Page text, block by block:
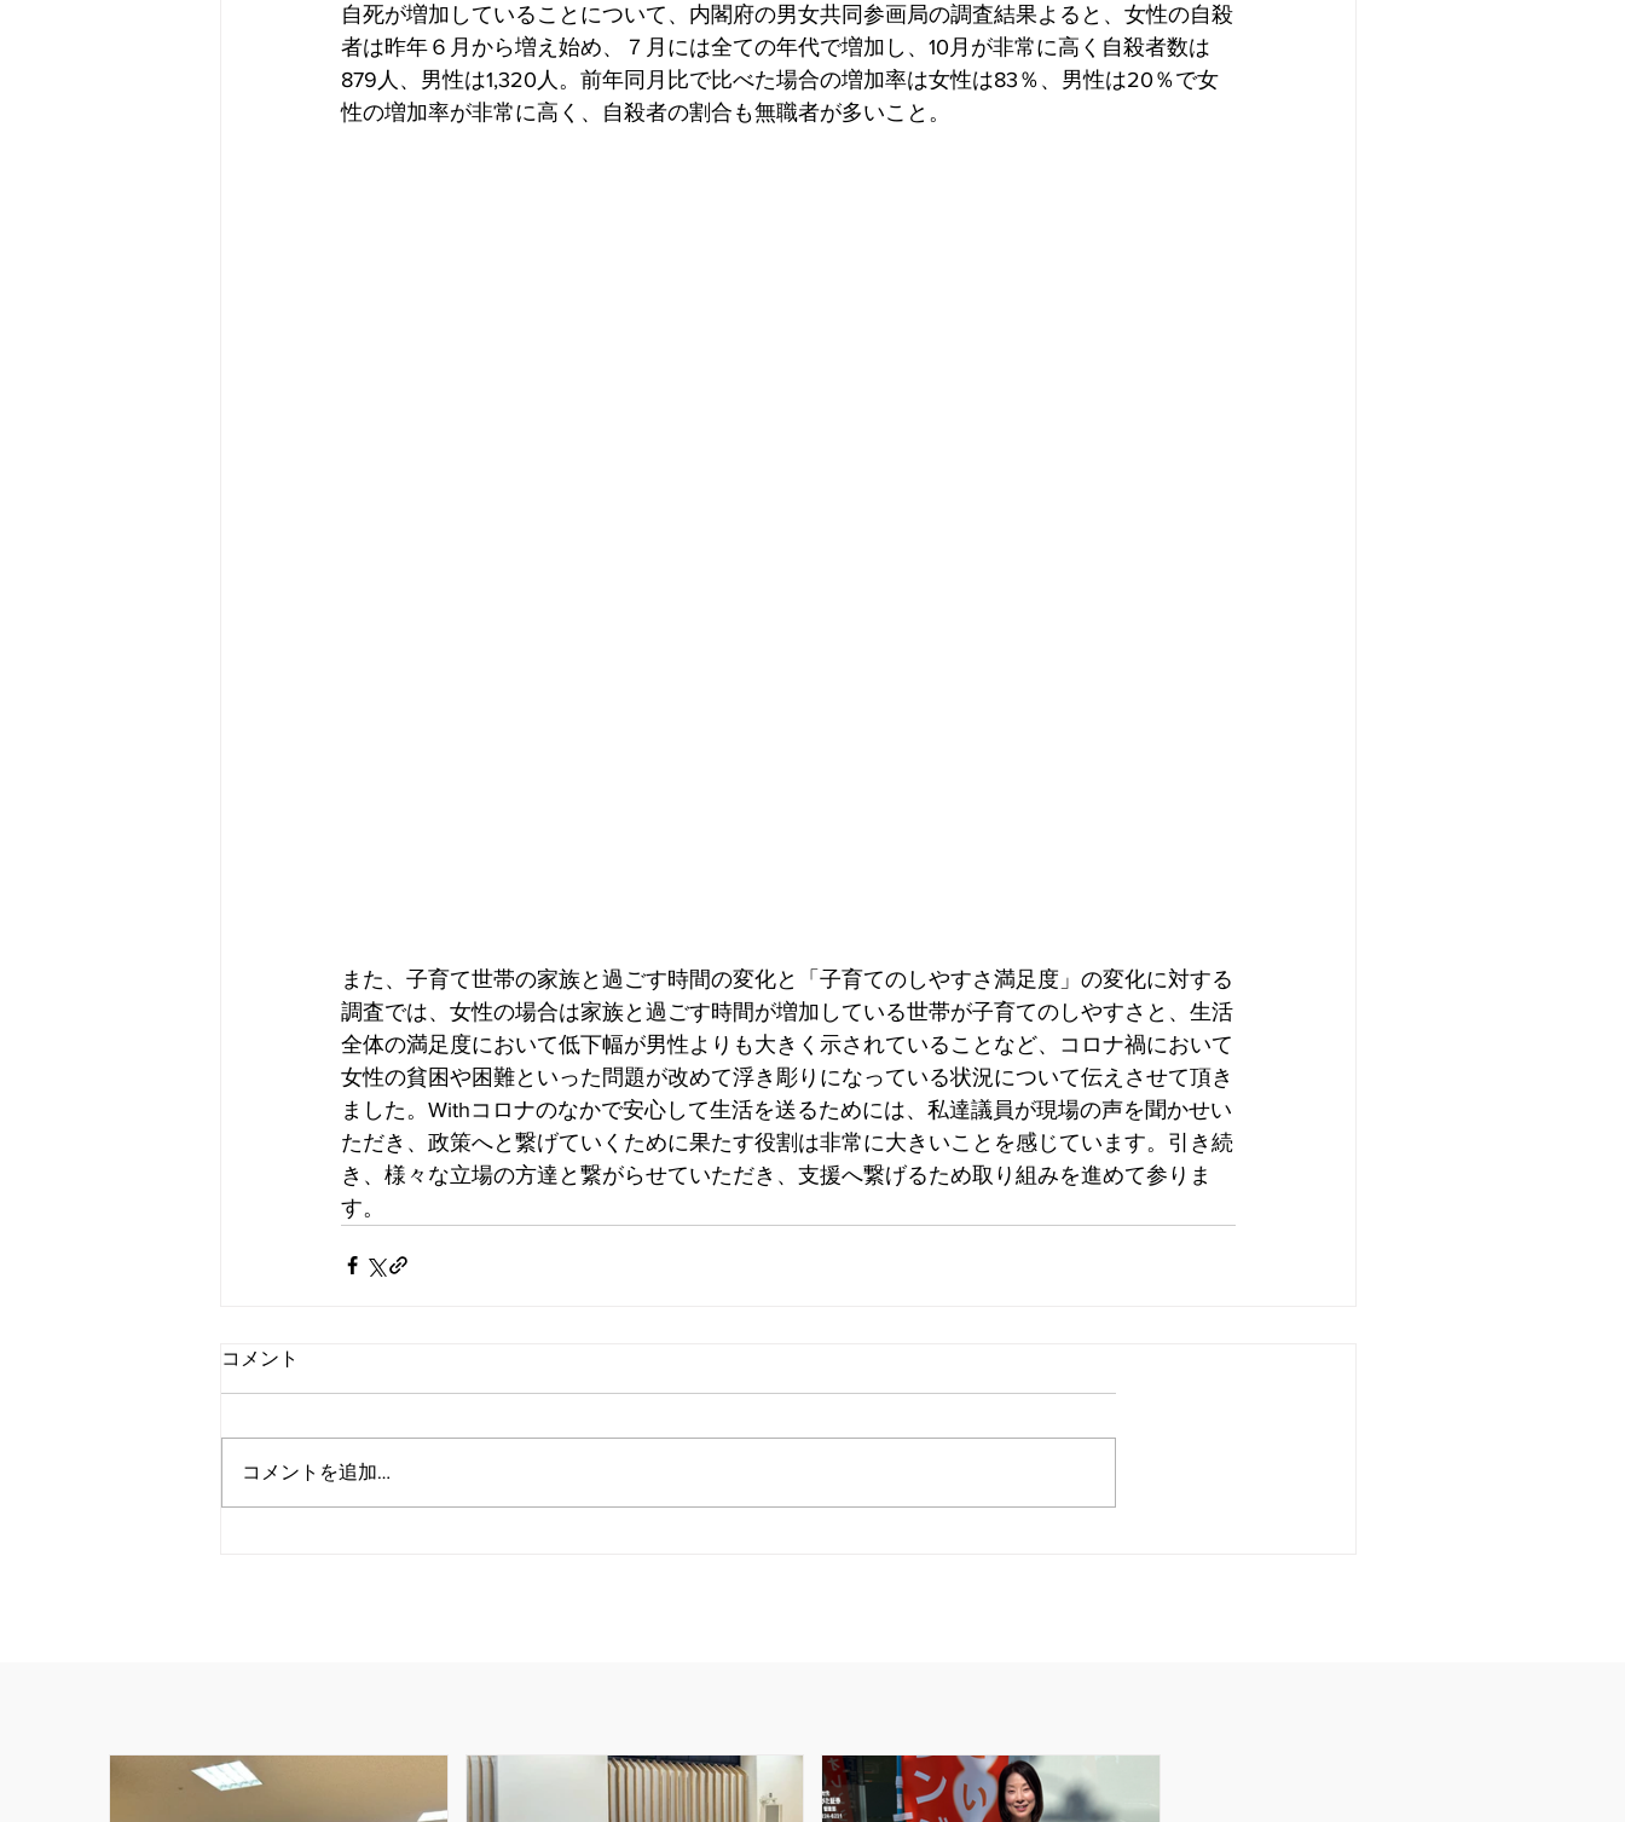
自死が増加していることについて、内閣府の男女共同参画局の調査結果よると、女性の自殺
者は昨年６月から増え始め、７月には全ての年代で増加し、10月が非常に高く自殺者数は
879人、男性は1,320人。前年同月比で比べた場合の増加率は女性は83％、男性は20％で女
性の増加率が非常に高く、自殺者の割合も無職者が多いこと。
また、子育て世帯の家族と過ごす時間の変化と「子育てのしやすさ満足度」の変化に対する
調査では、女性の場合は家族と過ごす時間が増加している世帯が子育てのしやすさと、生活
全体の満足度において低下幅が男性よりも大きく示されていることなど、コロナ禍において
女性の貧困や困難といった問題が改めて浮き彫りになっている状況について伝えさせて頂き
ました。Withコロナのなかで安心して生活を送るためには、私達議員が現場の声を聞かせい
ただき、政策へと繋げていくために果たす役割は非常に大きいことを感じています。引き続
き、様々な立場の方達と繋がらせていただき、支援へ繋げるため取り組みを進めて参りま
す。
コメント
コメントを追加…